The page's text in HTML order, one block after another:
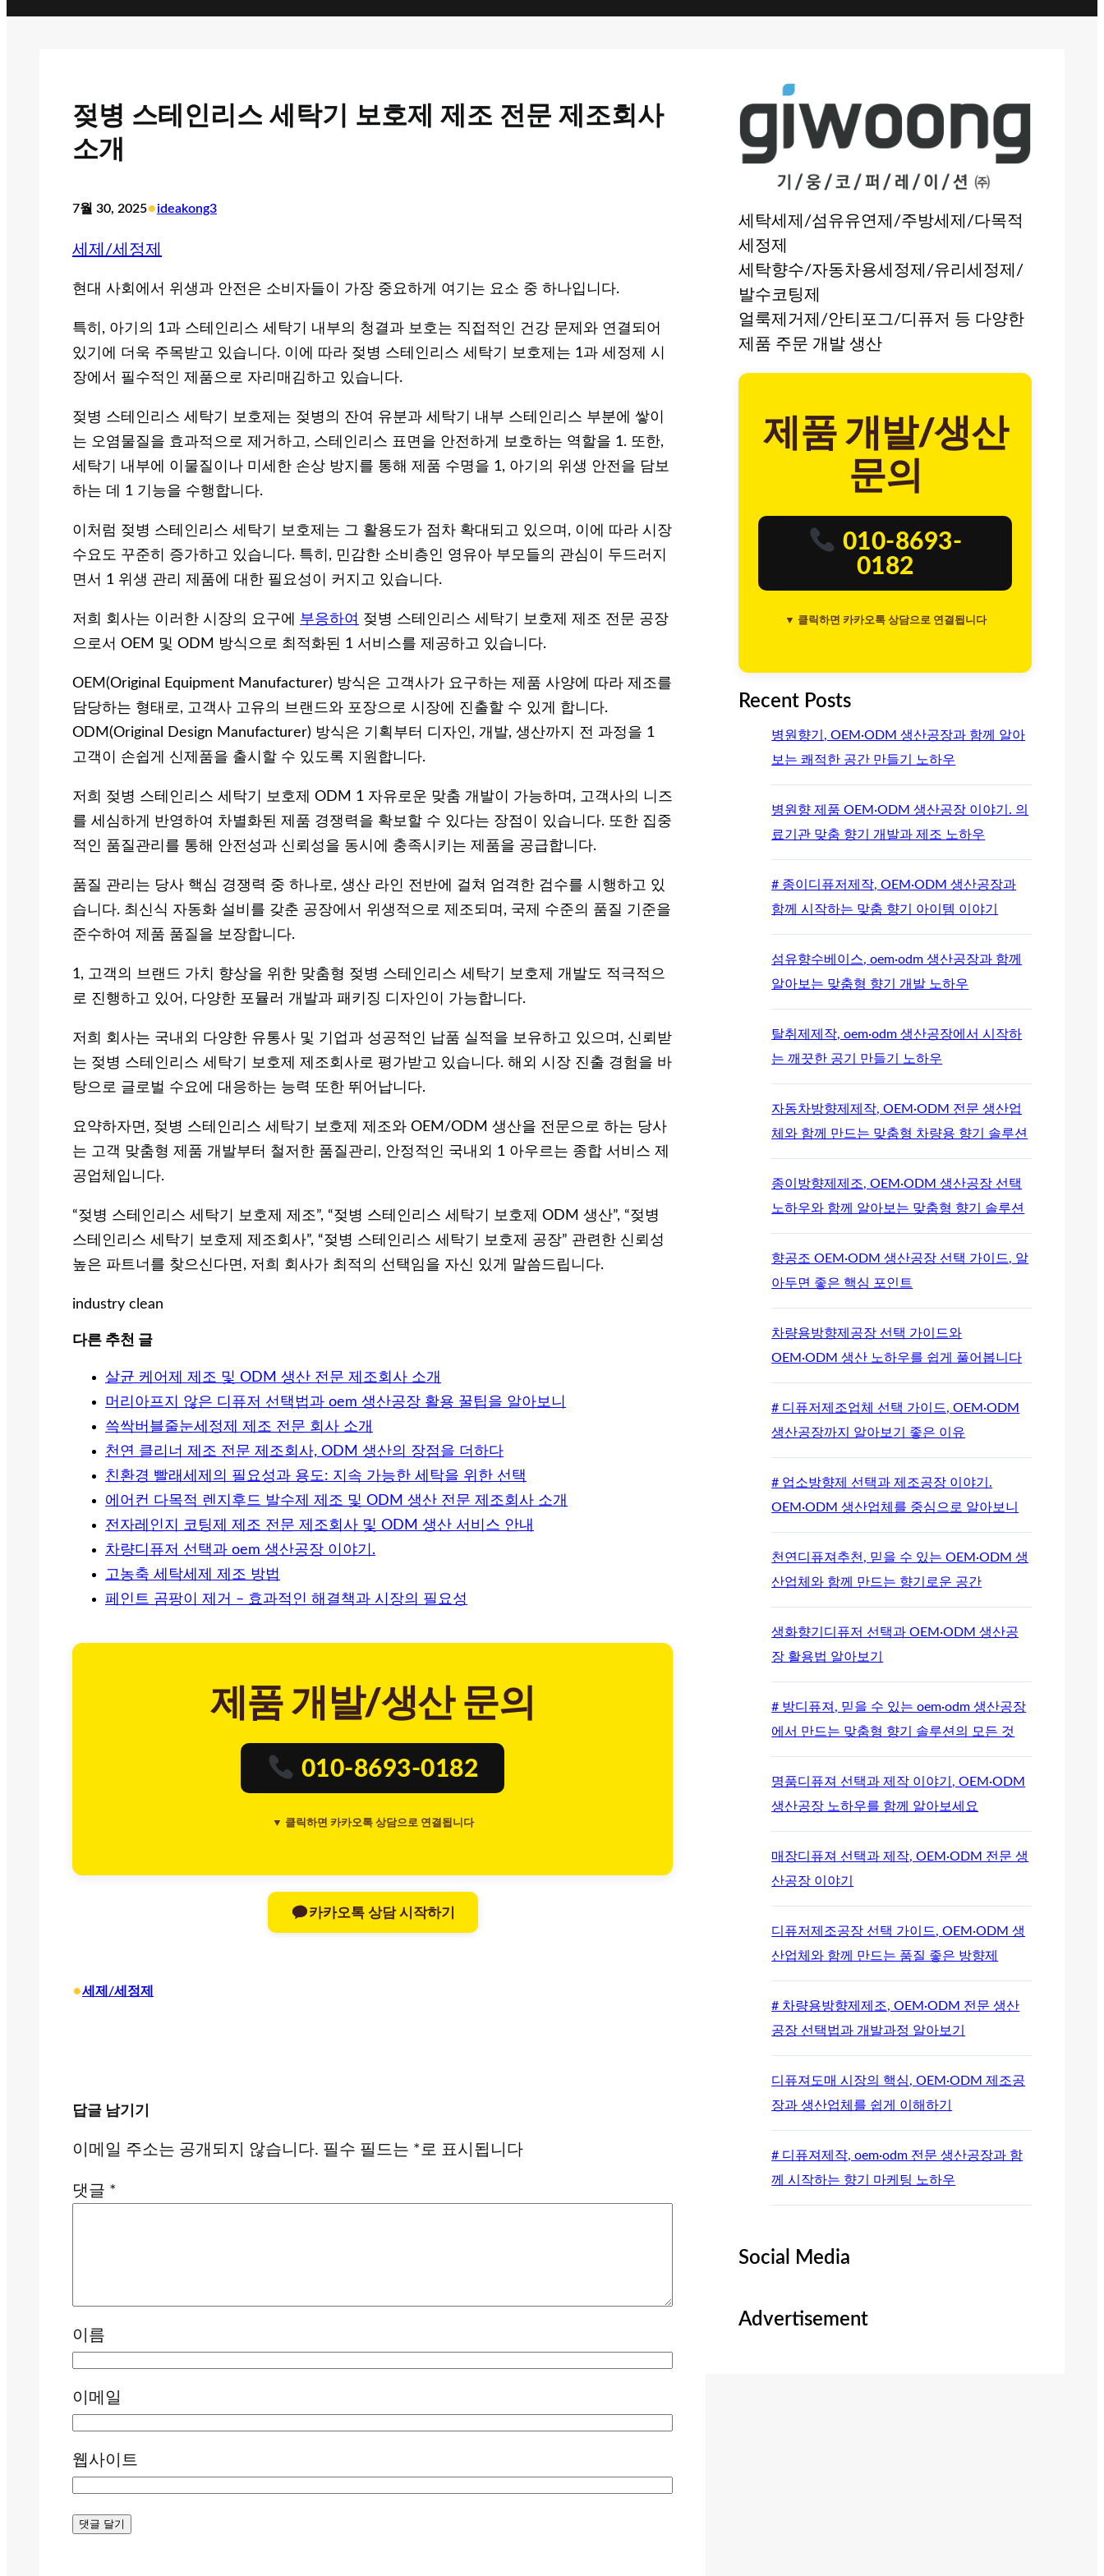
젖병 스테인리스 세탁기 보호제 제조 전문 제조회사
소개
7월 30, 2025•ideakong3
세제/세정제
현대 사회에서 위생과 안전은 소비자들이 가장 중요하게 여기는 요소 중 하나입니다.
특히, 아기의 1과 스테인리스 세탁기 내부의 청결과 보호는 직접적인 건강 문제와 연결되어
있기에 더욱 주목받고 있습니다. 이에 따라 젖병 스테인리스 세탁기 보호제는 1과 세정제 시
장에서 필수적인 제품으로 자리매김하고 있습니다.
젖병 스테인리스 세탁기 보호제는 젖병의 잔여 유분과 세탁기 내부 스테인리스 부분에 쌓이
는 오염물질을 효과적으로 제거하고, 스테인리스 표면을 안전하게 보호하는 역할을 1. 또한,
세탁기 내부에 이물질이나 미세한 손상 방지를 통해 제품 수명을 1, 아기의 위생 안전을 담보
하는 데 1 기능을 수행합니다.
이처럼 젖병 스테인리스 세탁기 보호제는 그 활용도가 점차 확대되고 있으며, 이에 따라 시장
수요도 꾸준히 증가하고 있습니다. 특히, 민감한 소비층인 영유아 부모들의 관심이 두드러지
면서 1 위생 관리 제품에 대한 필요성이 커지고 있습니다.
저희 회사는 이러한 시장의 요구에 부응하여 젖병 스테인리스 세탁기 보호제 제조 전문 공장
으로서 OEM 및 ODM 방식으로 최적화된 1 서비스를 제공하고 있습니다.
OEM(Original Equipment Manufacturer) 방식은 고객사가 요구하는 제품 사양에 따라 제조를
담당하는 형태로, 고객사 고유의 브랜드와 포장으로 시장에 진출할 수 있게 합니다.
ODM(Original Design Manufacturer) 방식은 기획부터 디자인, 개발, 생산까지 전 과정을 1
고객이 손쉽게 신제품을 출시할 수 있도록 지원합니다.
저희 젖병 스테인리스 세탁기 보호제 ODM 1 자유로운 맞춤 개발이 가능하며, 고객사의 니즈
를 세심하게 반영하여 차별화된 제품 경쟁력을 확보할 수 있다는 장점이 있습니다. 또한 집중
적인 품질관리를 통해 안전성과 신뢰성을 동시에 충족시키는 제품을 공급합니다.
품질 관리는 당사 핵심 경쟁력 중 하나로, 생산 라인 전반에 걸쳐 엄격한 검수를 시행하고 있
습니다. 최신식 자동화 설비를 갖춘 공장에서 위생적으로 제조되며, 국제 수준의 품질 기준을
준수하여 제품 품질을 보장합니다.
1, 고객의 브랜드 가치 향상을 위한 맞춤형 젖병 스테인리스 세탁기 보호제 개발도 적극적으
로 진행하고 있어, 다양한 포뮬러 개발과 패키징 디자인이 가능합니다.
저희 회사는 국내외 다양한 유통사 및 기업과 성공적인 납품 실적을 보유하고 있으며, 신뢰받
는 젖병 스테인리스 세탁기 보호제 제조회사로 평가받고 있습니다. 해외 시장 진출 경험을 바
탕으로 글로벌 수요에 대응하는 능력 또한 뛰어납니다.
요약하자면, 젖병 스테인리스 세탁기 보호제 제조와 OEM/ODM 생산을 전문으로 하는 당사
는 고객 맞춤형 제품 개발부터 철저한 품질관리, 안정적인 국내외 1 아우르는 종합 서비스 제
공업체입니다.
“젖병 스테인리스 세탁기 보호제 제조”, “젖병 스테인리스 세탁기 보호제 ODM 생산”, “젖병
스테인리스 세탁기 보호제 제조회사”, “젖병 스테인리스 세탁기 보호제 공장” 관련한 신뢰성
높은 파트너를 찾으신다면, 저희 회사가 최적의 선택임을 자신 있게 말씀드립니다.
industry clean
다른 추천 글
살균 케어제 제조 및 ODM 생산 전문 제조회사 소개
머리아프지 않은 디퓨저 선택법과 oem 생산공장 활용 꿀팁을 알아보니
쓱싹버블줄눈세정제 제조 전문 회사 소개
천연 클리너 제조 전문 제조회사, ODM 생산의 장점을 더하다
친환경 빨래세제의 필요성과 용도: 지속 가능한 세탁을 위한 선택
에어컨 다목적 렌지후드 발수제 제조 및 ODM 생산 전문 제조회사 소개
전자레인지 코팅제 제조 전문 제조회사 및 ODM 생산 서비스 안내
차량디퓨저 선택과 oem 생산공장 이야기.
고농축 세탁세제 제조 방법
페인트 곰팡이 제거 – 효과적인 해결책과 시장의 필요성
제품 개발/생산 문의
010-8693-0182
▼ 클릭하면 카카오톡 상담으로 연결됩니다
카카오톡 상담 시작하기
•세제/세정제
답글 남기기
이메일 주소는 공개되지 않습니다. 필수 필드는 *로 표시됩니다
댓글 *
이름
이메일
웹사이트
세탁세제/섬유유연제/주방세제/다목적
세정제
세탁향수/자동차용세정제/유리세정제/
발수코팅제
얼룩제거제/안티포그/디퓨저 등 다양한
제품 주문 개발 생산
제품 개발/생산
문의
010-8693-
0182
▼ 클릭하면 카카오톡 상담으로 연결됩니다
Recent Posts
병원향기, OEM·ODM 생산공장과 함께 알아
보는 쾌적한 공간 만들기 노하우
병원향 제품 OEM·ODM 생산공장 이야기. 의
료기관 맞춤 향기 개발과 제조 노하우
# 종이디퓨저제작, OEM·ODM 생산공장과
함께 시작하는 맞춤 향기 아이템 이야기
섬유향수베이스, oem·odm 생산공장과 함께
알아보는 맞춤형 향기 개발 노하우
탈취제제작, oem·odm 생산공장에서 시작하
는 깨끗한 공기 만들기 노하우
자동차방향제제작, OEM·ODM 전문 생산업
체와 함께 만드는 맞춤형 차량용 향기 솔루션
종이방향제제조, OEM·ODM 생산공장 선택
노하우와 함께 알아보는 맞춤형 향기 솔루션
향공조 OEM·ODM 생산공장 선택 가이드, 알
아두면 좋은 핵심 포인트
차량용방향제공장 선택 가이드와
OEM·ODM 생산 노하우를 쉽게 풀어봅니다
# 디퓨저제조업체 선택 가이드, OEM·ODM
생산공장까지 알아보기 좋은 이유
# 업소방향제 선택과 제조공장 이야기.
OEM·ODM 생산업체를 중심으로 알아보니
천연디퓨져추천, 믿을 수 있는 OEM·ODM 생
산업체와 함께 만드는 향기로운 공간
생화향기디퓨저 선택과 OEM·ODM 생산공
장 활용법 알아보기
# 방디퓨져, 믿을 수 있는 oem·odm 생산공장
에서 만드는 맞춤형 향기 솔루션의 모든 것
명품디퓨져 선택과 제작 이야기, OEM·ODM
생산공장 노하우를 함께 알아보세요
매장디퓨져 선택과 제작, OEM·ODM 전문 생
산공장 이야기
디퓨저제조공장 선택 가이드, OEM·ODM 생
산업체와 함께 만드는 품질 좋은 방향제
# 차량용방향제제조, OEM·ODM 전문 생산
공장 선택법과 개발과정 알아보기
디퓨져도매 시장의 핵심, OEM·ODM 제조공
장과 생산업체를 쉽게 이해하기
# 디퓨져제작, oem·odm 전문 생산공장과 함
께 시작하는 향기 마케팅 노하우
Social Media
Advertisement